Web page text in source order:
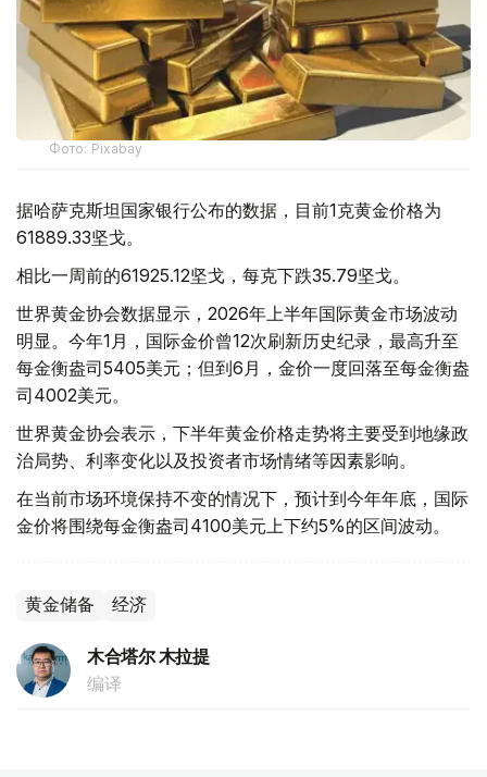
Фото: Pixabay
据哈萨克斯坦国家银行公布的数据，目前1克黄金价格为
61889.33坚戈。
相比一周前的61925.12坚戈，每克下跌35.79坚戈。
世界黄金协会数据显示，2026年上半年国际黄金市场波动
明显。今年1月，国际金价曾12次刷新历史纪录，最高升至
每金衡盎司5405美元；但到6月，金价一度回落至每金衡盎
司4002美元。
世界黄金协会表示，下半年黄金价格走势将主要受到地缘政
治局势、利率变化以及投资者市场情绪等因素影响。
在当前市场环境保持不变的情况下，预计到今年年底，国际
金价将围绕每金衡盎司4100美元上下约5%的区间波动。
黄金储备 经济
木合塔尔 木拉提
编译